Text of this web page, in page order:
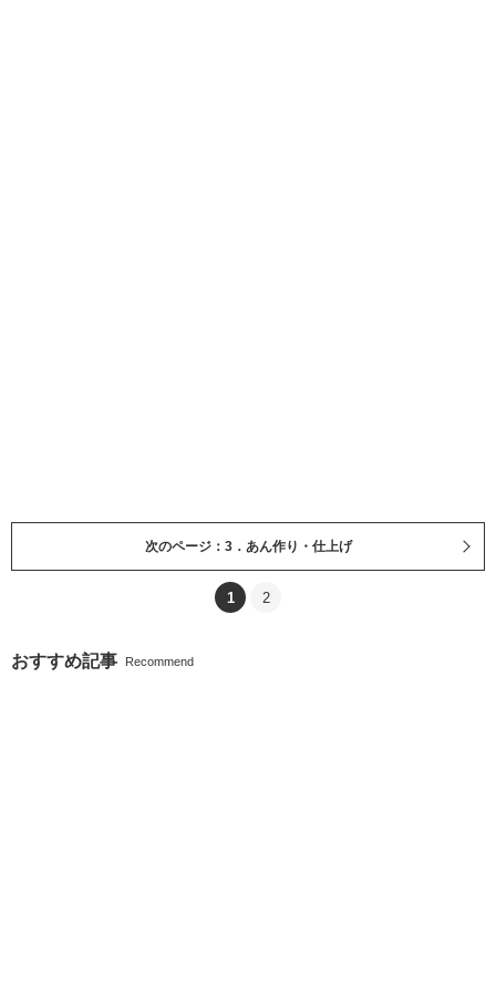
次のページ：3．あん作り・仕上げ
1 2
おすすめ記事 Recommend